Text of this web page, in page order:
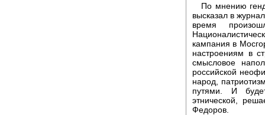
По мнению
высказал в
время
кампания в
настроениям в
смысловое
российской
народ,
путями. И
этнической,
Федоров.